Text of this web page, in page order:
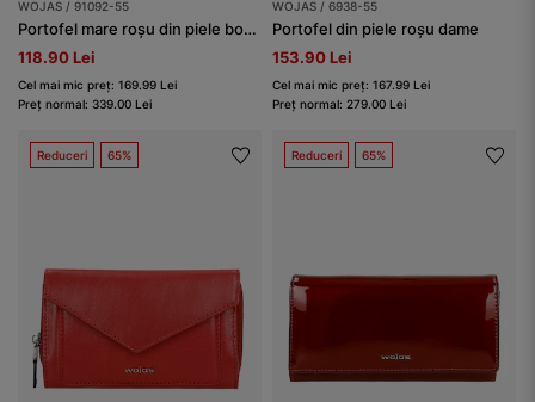
WOJAS / 91092-55
Portofel mare roșu din piele box cu protecție RFID
118.90 Lei
Cel mai mic preț: 169.99 Lei
Preț normal: 339.00 Lei
WOJAS / 6938-55
Portofel din piele roșu dame
153.90 Lei
Cel mai mic preț: 167.99 Lei
Preț normal: 279.00 Lei
Reduceri 65% Reduceri 65%